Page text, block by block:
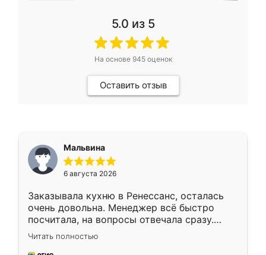
5.0 из 5
На основе 945оценок
Оставить отзыв
Мальвина
6 августа 2026
Заказывала кухню в Ренессанс, осталась
очень довольна. Менеджер всё быстро
посчитала, на вопросы отвечала сразу.
Замерщик приехал в субботу, подошёл к
делу со всей ответственностью. Собрали
Читать полностью